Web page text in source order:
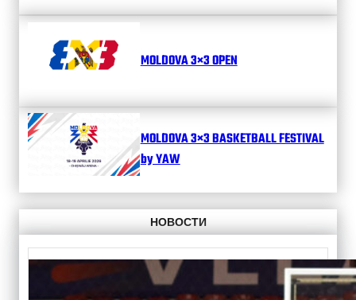
MOLDOVA 3×3 OPEN
MOLDOVA 3×3 BASKETBALL FESTIVAL
by YAW
НОВОСТИ